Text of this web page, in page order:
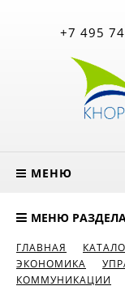
+7 495
МЕНЮ
МЕНЮ
ГЛАВНАЯ
ЭКОНОМИКА
КОММУНИКАЦИИ